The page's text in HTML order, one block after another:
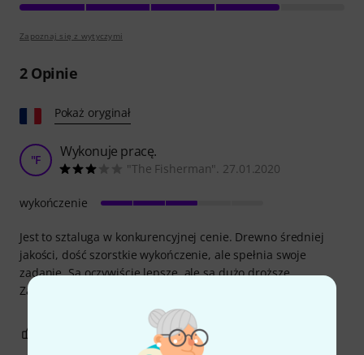
Zapoznaj się z wytyczymi
2Opinie
Pokaż oryginał
"F Wykonuje pracę.
"The Fisherman". 27.01.2020
Jest to sztaluga w konkurencyjnej cenie. Drewno średniej
jakości, dość szorstkie wykończenie, ale spełnia swoje
zadanie. Są oczywiście lepsze, ale są dużo droższe.
Zarezerwowane dla instrumentów podstawowych.
wykończenie
ZGŁOŚ NADUŻYCIE